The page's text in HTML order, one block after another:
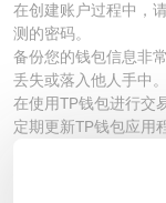
在创建账户过程中，
测的密码。
备份您的钱包信息非
丢失或落入他人手中。
在使用TP钱包进行交
定期更新TP钱包应用